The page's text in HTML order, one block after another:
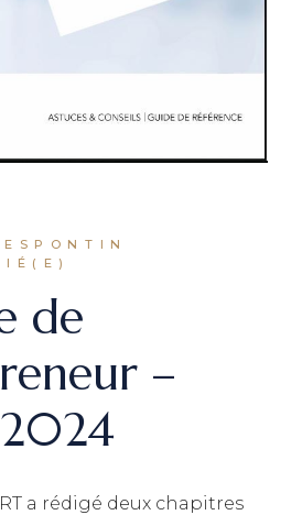
de
–
a rédigé deux chapitres